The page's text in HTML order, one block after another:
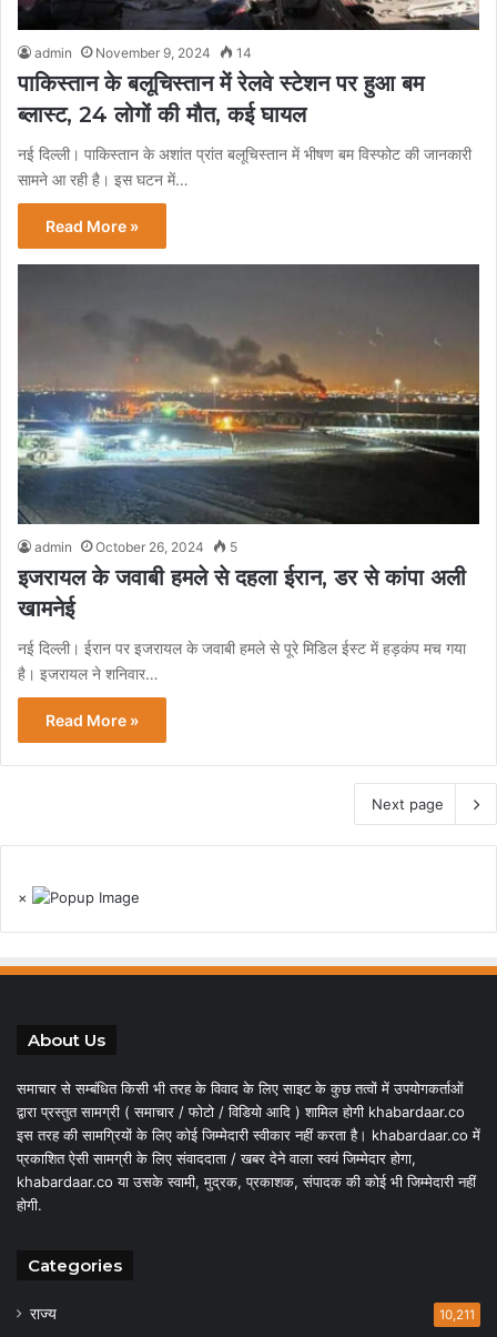
admin November 9, 2024 14
पाकिस्तान के बलूचिस्तान में रेलवे स्टेशन पर हुआ बम
ब्लास्ट, 24 लोगों की मौत, कई घायल
नई दिल्ली। पाकिस्तान के अशांत प्रांत बलूचिस्तान में भीषण बम विस्फोट की जानकारी
सामने आ रही है। इस घटन में…
Read More »
admin October 26, 2024 5
इजरायल के जवाबी हमले से दहला ईरान, डर से कांपा अली
खामनेई
नई दिल्ली। ईरान पर इजरायल के जवाबी हमले से पूरे मिडिल ईस्ट में हड़कंप मच गया
है। इजरायल ने शनिवार…
Read More »
Next page
×
About Us
समाचार से सम्बंधित किसी भी तरह के विवाद के लिए साइट के कुछ तत्वों में उपयोगकर्ताओं
द्वारा प्रस्तुत सामग्री ( समाचार / फोटो / विडियो आदि ) शामिल होगी khabardaar.co
इस तरह की सामग्रियों के लिए कोई जिम्मेदारी स्वीकार नहीं करता है। khabardaar.co में
प्रकाशित ऐसी सामग्री के लिए संवाददाता / खबर देने वाला स्वयं जिम्मेदार होगा,
khabardaar.co या उसके स्वामी, मुद्रक, प्रकाशक, संपादक की कोई भी जिम्मेदारी नहीं
होगी.
Categories
राज्य 10,211